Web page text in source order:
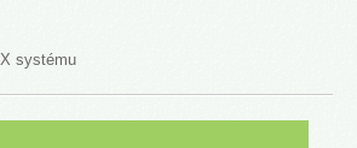
systému